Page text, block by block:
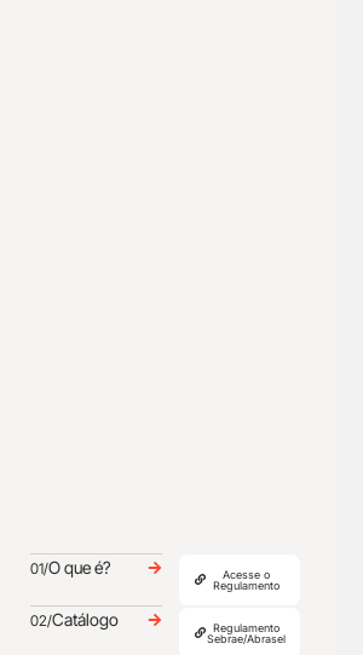
01/O que é?
02/Catálogo
Acesse o
Regulamento
Regulamento
Sebrae/Abrasel